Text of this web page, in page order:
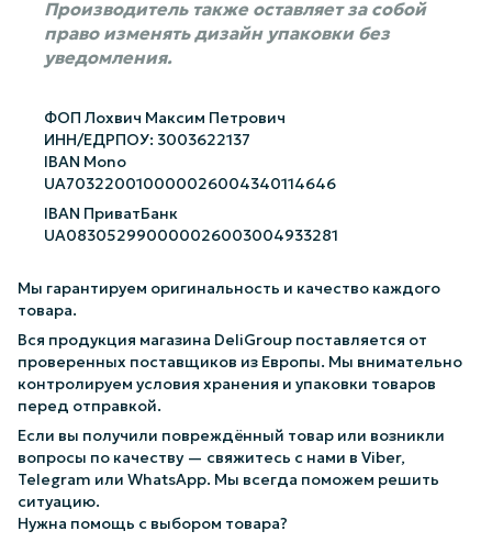
Производитель также оставляет за собой
право изменять дизайн упаковки без
уведомления.
ФОП Лохвич Максим Петрович
ИНН/ЕДРПОУ: 3003622137
IBAN Mono
UA703220010000026004340114646
IBAN ПриватБанк
UA083052990000026003004933281
Мы гарантируем оригинальность и качество каждого
товара.
Вся продукция магазина DeliGroup поставляется от
проверенных поставщиков из Европы. Мы внимательно
контролируем условия хранения и упаковки товаров
перед отправкой.
Если вы получили повреждённый товар или возникли
вопросы по качеству — свяжитесь с нами в Viber,
Telegram или WhatsApp. Мы всегда поможем решить
ситуацию.
Нужна помощь с выбором товара?